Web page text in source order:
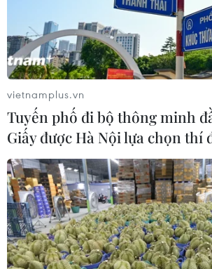
vietnamplus.vn
Tuyến phố đi bộ thông minh
Giấy được Hà Nội lựa chọn thí